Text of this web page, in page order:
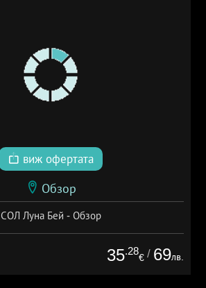
виж офертата
Обзор
СОЛ Луна Бей - Обзор
35.28
€ / 69лв.